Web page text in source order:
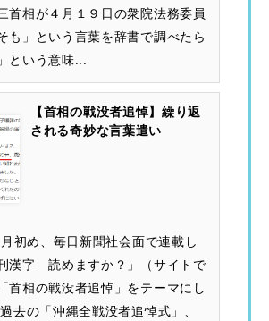
首相が４月１９日の衆院法務委員
も」という言葉を辞書で調べたら
という意味...
【首相の戦没者追悼】繰り返
される奇妙な言葉遣い
初め、毎日新聞社会面で連載し
漢字 読めますか？」（サイトで
首相の戦没者追悼」をテーマにし
の「沖縄全戦没者追悼式」、